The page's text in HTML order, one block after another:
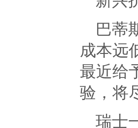
巴蒂
成本远
最近给
验，将
瑞士